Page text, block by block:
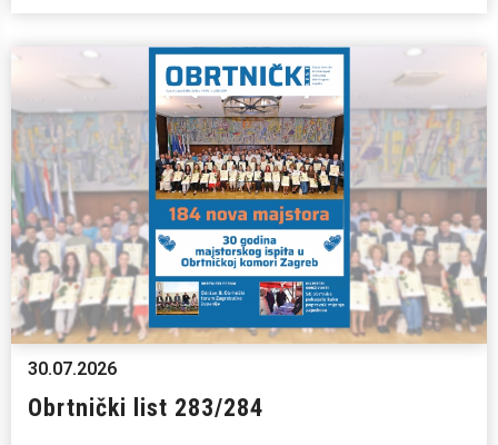
30.07.2026
Obrtnički list 283/284